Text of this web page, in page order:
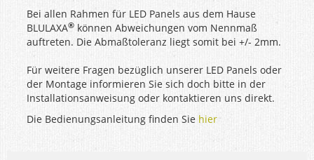
Bei allen Rahmen für LED Panels aus dem Hause
BLULAXA® können Abweichungen vom Nennmaß
auftreten. Die Abmaßtoleranz liegt somit bei +/- 2mm.
Für weitere Fragen bezüglich unserer LED Panels oder
der Montage informieren Sie sich doch bitte in der
Installationsanweisung oder kontaktieren uns direkt.
Die Bedienungsanleitung finden Sie hier